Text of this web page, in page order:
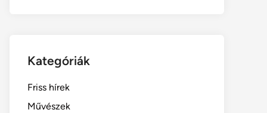
Kategóriák
Friss hírek
Művészek